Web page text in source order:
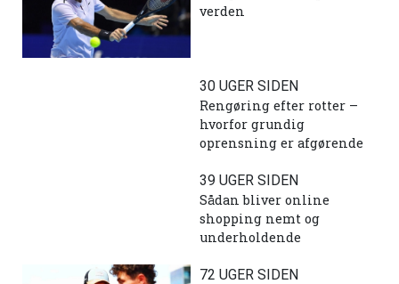
verden
30 UGER SIDEN
Rengøring efter rotter –
hvorfor grundig
oprensning er afgørende
39 UGER SIDEN
Sådan bliver online
shopping nemt og
underholdende
72 UGER SIDEN